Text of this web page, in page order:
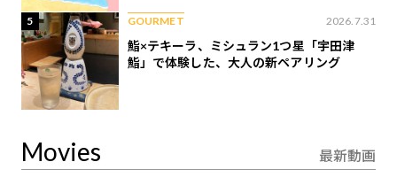
5 GOURMET 2026.7.31
鮨×テキーラ、ミシュラン1つ星「宇田津
鮨」で体験した、大人の新ペアリング
Movies 最新動画